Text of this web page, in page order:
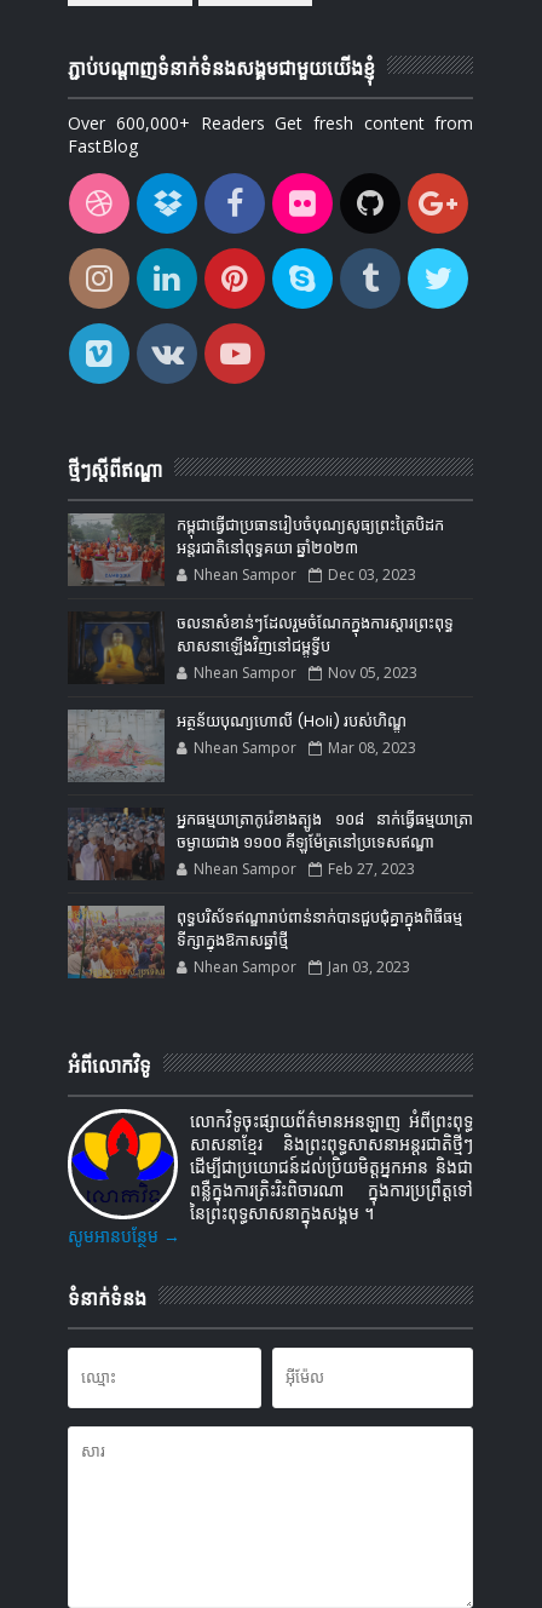
ភ្ជាប់បណ្ដាញទំនាក់ទំនងសង្គមជាមួយយើងខ្ញុំ
Over 600,000+ Readers Get fresh content from
FastBlog
ថ្មីៗស្តីពីឥណ្ឌា
កម្ពុជាធ្វើជាប្រធានរៀបចំបុណ្យសូធ្យព្រះត្រៃបិដក
អន្តរជាតិនៅពុទ្ធគយា ឆ្នាំ២០២៣
Nhean Sampor Dec 03, 2023
ចលនាសំខាន់ៗដែលរួមចំណែកក្នុងការស្ដារព្រះពុទ្ធ
សាសនាឡើងវិញនៅជម្ពូទ្វីប
Nhean Sampor Nov 05, 2023
អត្ថន័យបុណ្យហោលី (Holi) របស់ហិណ្ឌូ
Nhean Sampor Mar 08, 2023
អ្នកធម្មយាត្រាកូរ៉េខាងត្បូង ១០៨ នាក់ធ្វើធម្មយាត្រា
ចម្ងាយជាង ១១០០ គីឡូម៉ែត្រនៅប្រទេសឥណ្ឌា
Nhean Sampor Feb 27, 2023
ពុទ្ធបរិស័ទឥណ្ឌារាប់ពាន់នាក់បានជួបជុំគ្នាក្នុងពិធីធម្ម
ទីក្សាក្នុងឱកាសឆ្នាំថ្មី
Nhean Sampor Jan 03, 2023
អំពីលោកវិទូ
លោកវិទូចុះផ្សាយព័ត៌មានអនឡាញ អំពីព្រះពុទ្ធ
សាសនាខ្មែរ និងព្រះពុទ្ធសាសនាអន្តរជាតិថ្មីៗ
ដើម្បីជាប្រយោជន៍ដល់ប្រិយមិត្តអ្នកអាន និងជា
ពន្លឺក្នុងការត្រិះរិះពិចារណា ក្នុងការប្រព្រឹត្តទៅ
នៃព្រះពុទ្ធសាសនាក្នុងសង្គម ។
សូមអានបន្ថែម →
ទំនាក់ទំនង